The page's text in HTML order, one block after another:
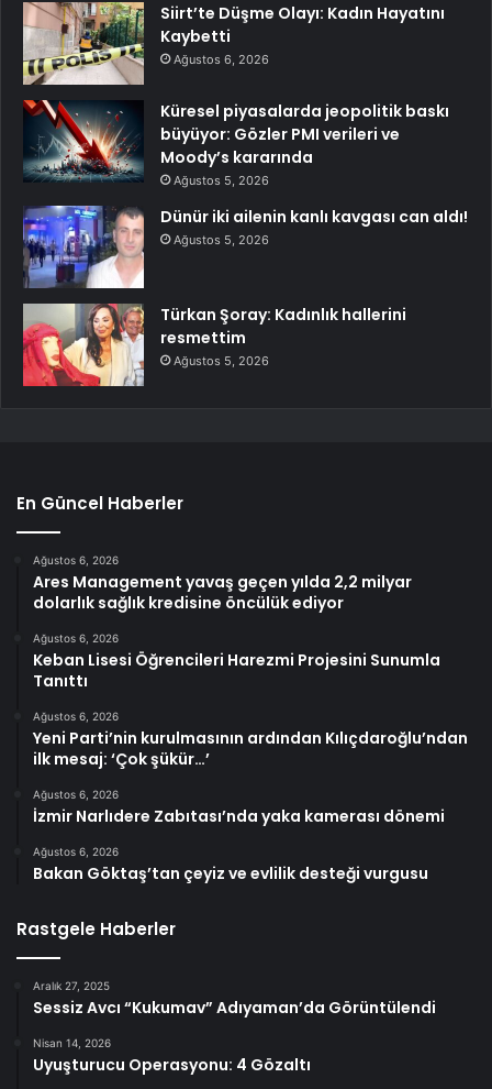
Siirt’te Düşme Olayı: Kadın Hayatını
Kaybetti
Ağustos 6, 2026
Küresel piyasalarda jeopolitik baskı
büyüyor: Gözler PMI verileri ve
Moody’s kararında
Ağustos 5, 2026
Dünür iki ailenin kanlı kavgası can aldı!
Ağustos 5, 2026
Türkan Şoray: Kadınlık hallerini
resmettim
Ağustos 5, 2026
En Güncel Haberler
Ağustos 6, 2026
Ares Management yavaş geçen yılda 2,2 milyar
dolarlık sağlık kredisine öncülük ediyor
Ağustos 6, 2026
Keban Lisesi Öğrencileri Harezmi Projesini Sunumla
Tanıttı
Ağustos 6, 2026
Yeni Parti’nin kurulmasının ardından Kılıçdaroğlu’ndan
ilk mesaj: ‘Çok şükür…’
Ağustos 6, 2026
İzmir Narlıdere Zabıtası’nda yaka kamerası dönemi
Ağustos 6, 2026
Bakan Göktaş’tan çeyiz ve evlilik desteği vurgusu
Rastgele Haberler
Aralık 27, 2025
Sessiz Avcı “Kukumav” Adıyaman’da Görüntülendi
Nisan 14, 2026
Uyuşturucu Operasyonu: 4 Gözaltı